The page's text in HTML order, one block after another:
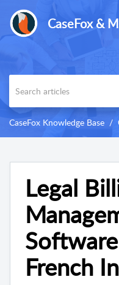
CaseFox &
CaseFox Knowledge Base
Legal
French